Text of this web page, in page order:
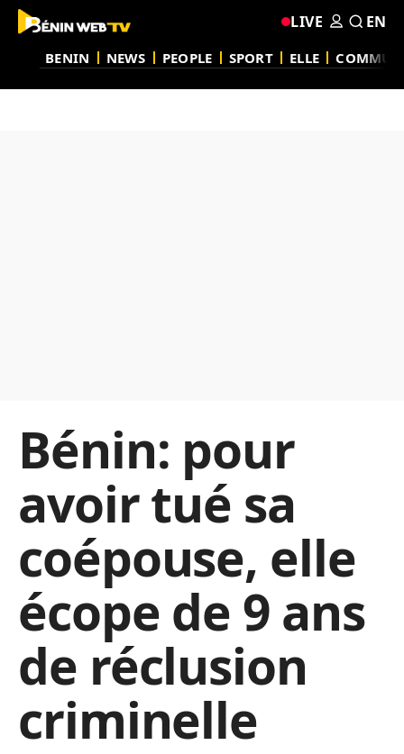
BENIN NEWS PEOPLE SPORT ELLE
LIVE EN
Bénin: pour
avoir tué sa
coépouse, elle
écope de 9 ans
de réclusion
criminelle